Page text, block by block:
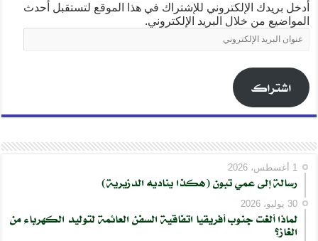
أدخل بريدك الإلكتروني للإشتراك في هذا الموقع لتستقبل أحدث
المواضيع من خلال البريد الإلكتروني.
عنوان
البريد
اشتراك
1 أغسطس، 2026
رسالة إلى عمي تبون (هكذا يناديه الدزيرية)
30 يوليو، 2026
لماذا ألغت جنوب أفريقيا اتفاقية السفن العائمة لتوليد الكهرباء من
الغاز؟